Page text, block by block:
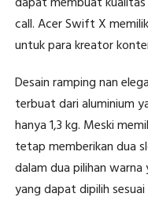
call. Acer Swift X
untuk para kreator
Desain ramping nan
terbuat dari aluminium
hanya 1,3 kg. Meski
tetap memberikan dua
dalam dua pilihan
yang dapat dipilih